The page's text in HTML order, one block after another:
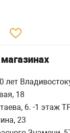
лет
18
6. -1 этаж
23